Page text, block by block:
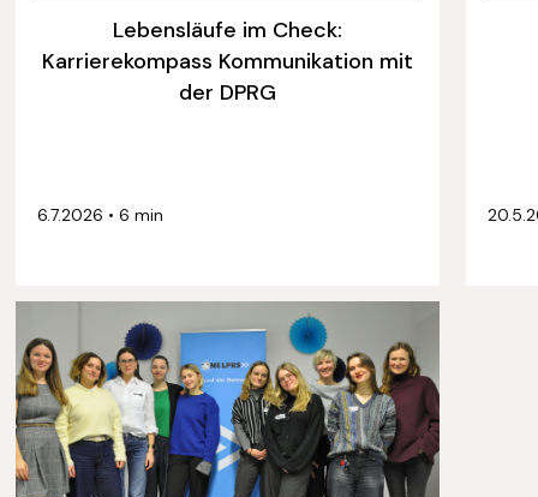
Lebensläufe im Check:
Karrierekompass Kommunikation mit
der DPRG
6.7.2026 •6 min